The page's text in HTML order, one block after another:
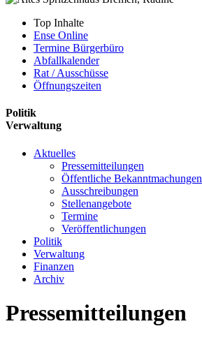
Top Inhalte
Ense Online
Termine Bürgerbüro
Abfallkalender
Rat / Ausschüsse
Öffnungszeiten
Politik
Verwaltung
Aktuelles
Pressemitteilungen
Öffentliche Bekanntmachungen
Ausschreibungen
Stellenangebote
Termine
Veröffentlichungen
Politik
Verwaltung
Finanzen
Archiv
Pressemitteilungen